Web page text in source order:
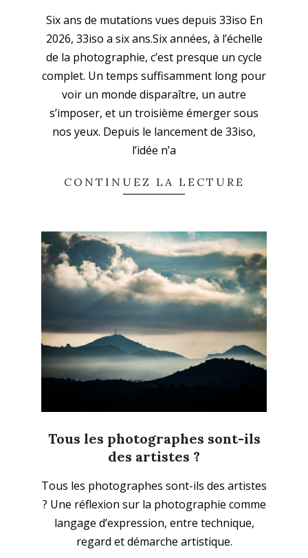
01-
04
Six ans de mutations vues depuis 33iso En
2026, 33iso a six ans.Six années, à l’échelle
de la photographie, c’est presque un cycle
complet. Un temps suffisamment long pour
voir un monde disparaître, un autre
s’imposer, et un troisième émerger sous
nos yeux. Depuis le lancement de 33iso,
l’idée n’a
CONTINUEZ LA LECTURE
Tous les photographes sont-ils
des artistes ?
12-
14
Tous les photographes sont-ils des artistes
? Une réflexion sur la photographie comme
langage d’expression, entre technique,
regard et démarche artistique.